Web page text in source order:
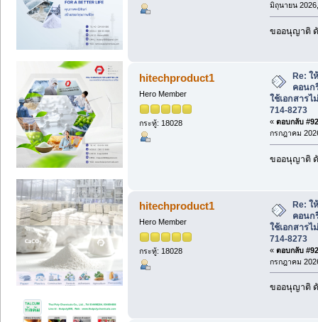
มิถุนายน
ขออนุญาติ
hitechproduct1
Hero Member
กระทู้: 18028
Re: ใ
คอนก
ใช้เอกสารไ
714-8273
« ตอบกลับ
กรกฎาคม
ขออนุญาติ
hitechproduct1
Hero Member
กระทู้: 18028
Re: ใ
คอนก
ใช้เอกสารไ
714-8273
« ตอบกลับ
กรกฎาคม
ขออนุญาติ